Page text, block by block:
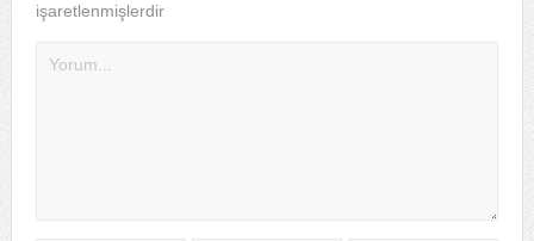
işaretlenmişlerdir